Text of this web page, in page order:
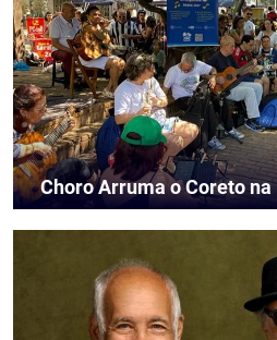
Choro Arruma o Coreto